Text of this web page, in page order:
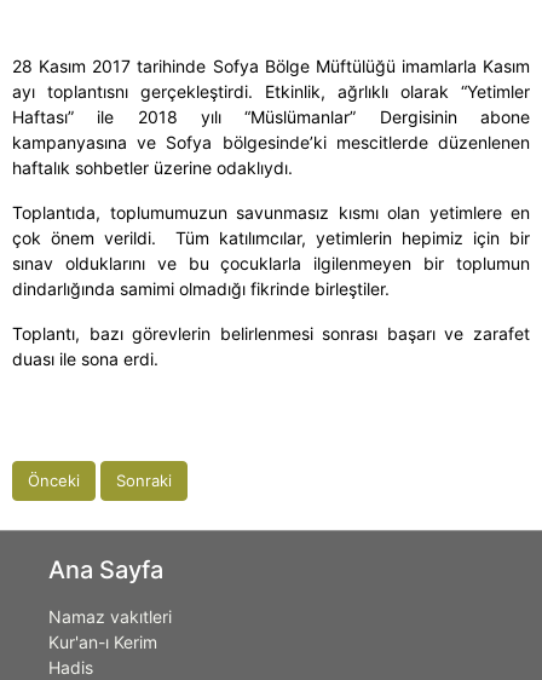
28 Kasım 2017 tarihinde Sofya Bölge Müftülüğü imamlarla Kasım
ayı toplantısnı gerçekleştirdi. Etkinlik, ağrlıklı olarak “Yetimler
Haftası” ile 2018 yılı “Müslümanlar” Dergisinin abone
kampanyasına ve Sofya bölgesinde’ki mescitlerde düzenlenen
haftalık sohbetler üzerine odaklıydı.
Toplantıda, toplumumuzun savunmasız kısmı olan yetimlere en
çok önem verildi. Tüm katılımcılar, yetimlerin hepimiz için bir
sınav olduklarını ve bu çocuklarla ilgilenmeyen bir toplumun
dindarlığında samimi olmadığı fikrinde birleştiler.
Toplantı, bazı görevlerin belirlenmesi sonrası başarı ve zarafet
duası ile sona erdi.
Önceki Sonraki
Ana Sayfa
Namaz vakıtleri
Kur'an-ı Kerim
Hadis